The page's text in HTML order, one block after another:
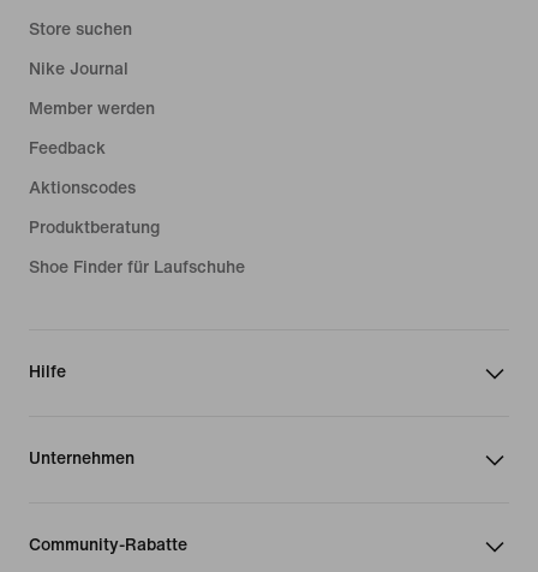
Store suchen
Nike Journal
Member werden
Feedback
Aktionscodes
Produktberatung
Shoe Finder für Laufschuhe
Hilfe
Unternehmen
Community-Rabatte